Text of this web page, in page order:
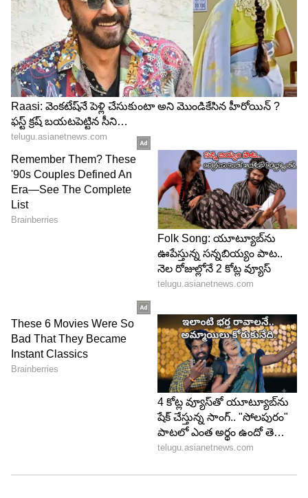
Image Credit : Pixabay
కన్య రాశి...
త్రి గ్రహి యోగం కన్య రాశి వారికి ఆర్థికంగా బాగా
కలిసిరానుంది. పట్టిందల్లా బంగారమే అవుతుంది. చేసిన ప్రతి
పనిలోనూ విజయం అందుకుంటారు. కోరుకున్న ఉద్యోగం
లభిస్తుంది. మంచి ప్రమోషన్స్ అందుకుంటారు. గతంలో
పెట్టిన పెట్టుబడులకు ఇప్పుడు మంచి లాభాలు
అందుకుంటారు. సంపాదించిన డబ్బు నుంచి మంచిగా
ఆదాయం చేస్తారు. దీని వల్ల సంపద రెట్టింపు అవుతుంది.
కోరుకున్నవన్నీ జరుగుతాయి. ప్రియమైన వారితో ప్రయాణాలు
జూన్ 22 తర్వాత మీన రాశివారికి కూడా జీవితం